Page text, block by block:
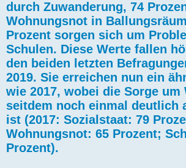
durch Zuwanderung, 74
Wohnungsnot in
Prozent sorgen sich um
Schulen. Diese Werte fallen
den beiden letzten
2019. Sie erreichen nun ein
wie 2017, wobei die Sorge um
seitdem noch einmal deutlich
ist (2017: Sozialstaat: 79
Wohnungsnot: 65 Prozent;
Prozent).